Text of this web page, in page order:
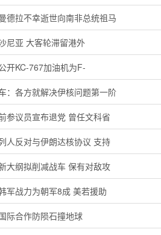
德拉不幸逝世向南非总统祖马
尼亚 大客轮滞留港外
开KC-767加油机为F-
：各方就解决伊核问题第一阶
参议员宣布退党 曾任文科省
人反对与伊朗达核协议 支持
大纲拟削减战车 保有对敌攻
军战力为朝军8成 美若援助
际合作防陨石撞地球